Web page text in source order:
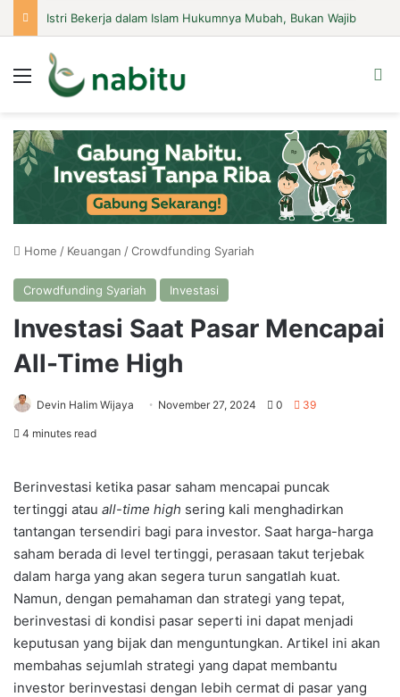
Istri Bekerja dalam Islam Hukumnya Mubah, Bukan Wajib
Menu
Home / Keuangan /Crowdfunding Syariah
Crowdfunding Syariah Investasi
Investasi Saat Pasar Mencapai
All-Time High
Devin Halim Wijaya November 27, 2024 0 39
4 minutes read
Berinvestasi ketika pasar saham mencapai puncak
tertinggi atau all-time high sering kali menghadirkan
tantangan tersendiri bagi para investor. Saat harga-harga
saham berada di level tertinggi, perasaan takut terjebak
dalam harga yang akan segera turun sangatlah kuat.
Namun, dengan pemahaman dan strategi yang tepat,
berinvestasi di kondisi pasar seperti ini dapat menjadi
keputusan yang bijak dan menguntungkan. Artikel ini akan
membahas sejumlah strategi yang dapat membantu
investor berinvestasi dengan lebih cermat di pasar yang